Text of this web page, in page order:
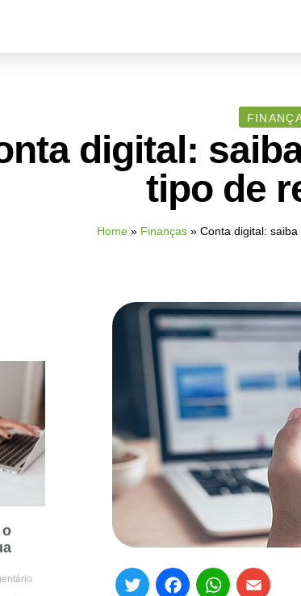
digital:
tipo de
Home» Finanças» Conta digital:
TwitterFacebook